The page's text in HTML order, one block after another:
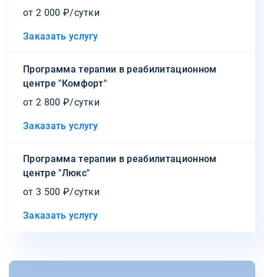
от 2 000 ₽/сутки
Заказать услугу
Программа терапии в реабилитационном
центре "Комфорт"
от 2 800 ₽/сутки
Заказать услугу
Программа терапии в реабилитационном
центре "Люкс"
от 3 500 ₽/сутки
Заказать услугу